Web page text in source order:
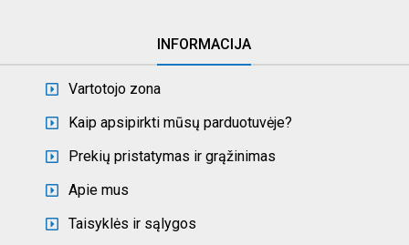
INFORMACIJA
Vartotojo zona
Kaip apsipirkti mūsų parduotuvėje?
Prekių pristatymas ir grąžinimas
Apie mus
Taisyklės ir sąlygos